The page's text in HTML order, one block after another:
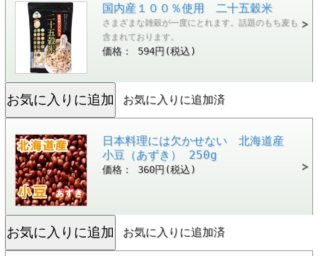
国内産１００％使用 二十五穀米
さまざまな雑穀が一度にとれます。話題のもち麦も
含まれております。
価格： 594円(税込)
お気に入りに追加済
日本料理には欠かせない 北海道産
小豆（あずき） 250g
価格： 360円(税込)
お気に入りに追加済